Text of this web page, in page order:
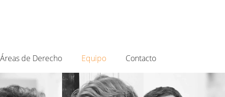
Áreas de Derecho Equipo Contacto